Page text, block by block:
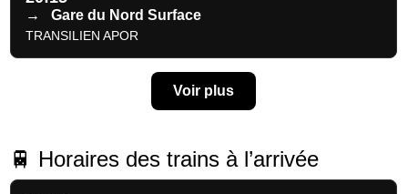
→ Gare du Nord Surface
TRANSILIEN APOR
Voir plus
🚆 Horaires des trains à l’arrivée